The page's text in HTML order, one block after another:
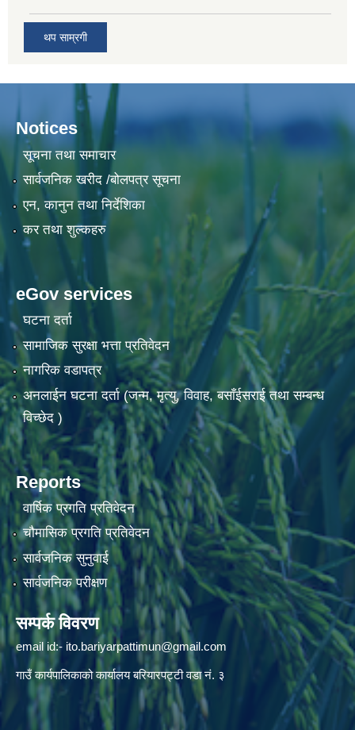
थप साम्रगी
Notices
सूचना तथा समाचार
सार्वजनिक खरीद /बोलपत्र सूचना
एन, कानुन तथा निर्देशिका
कर तथा शुल्कहरु
eGov services
घटना दर्ता
सामाजिक सुरक्षा भत्ता प्रतिवेदन
नागरिक वडापत्र
अनलाईन घटना दर्ता (जन्म, मृत्यु, विवाह, बसाँईसराई तथा सम्बन्ध
विच्छेद )
Reports
वार्षिक प्रगति प्रतिवेदन
चौमासिक प्रगति प्रतिवेदन
सार्वजनिक सुनुवाई
सार्वजनिक परीक्षण
सम्पर्क विवरण
email id:- ito.bariyarpattimun@gmail.com
गाउँ कार्यपालिकाको कार्यालय बरियारपट्टी वडा नं. ३